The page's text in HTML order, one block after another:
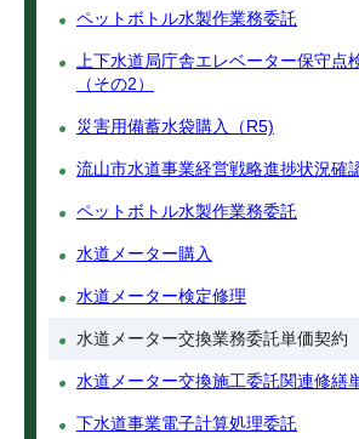
ペットボトル水製作業務委託
上下水道局庁舎エレベーター保守点
（その2）
災害用備蓄水袋購入（R5)
流山市水道事業経営戦略進捗状況確
ペットボトル水製作業務委託
水道メーター購入
水道メーター検定修理
水道メーター交換業務委託単価契約
水道メーター交換施工委託関連修繕
下水道事業電子計算処理委託